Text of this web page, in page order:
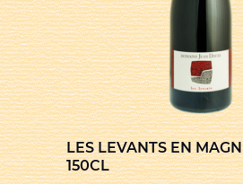
LES LEVANTS EN
150CL